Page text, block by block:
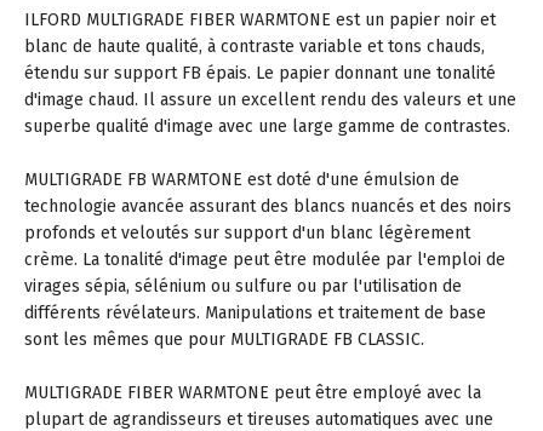
ILFORD MULTIGRADE FIBER WARMTONE est un papier noir et
blanc de haute qualité, à contraste variable et tons chauds,
étendu sur support FB épais. Le papier donnant une tonalité
d'image chaud. Il assure un excellent rendu des valeurs et une
superbe qualité d'image avec une large gamme de contrastes.
MULTIGRADE FB WARMTONE est doté d'une émulsion de
technologie avancée assurant des blancs nuancés et des noirs
profonds et veloutés sur support d'un blanc légèrement
crème. La tonalité d'image peut être modulée par l'emploi de
virages sépia, sélénium ou sulfure ou par l'utilisation de
différents révélateurs. Manipulations et traitement de base
sont les mêmes que pour MULTIGRADE FB CLASSIC.
MULTIGRADE FIBER WARMTONE peut être employé avec la
plupart de agrandisseurs et tireuses automatiques avec une